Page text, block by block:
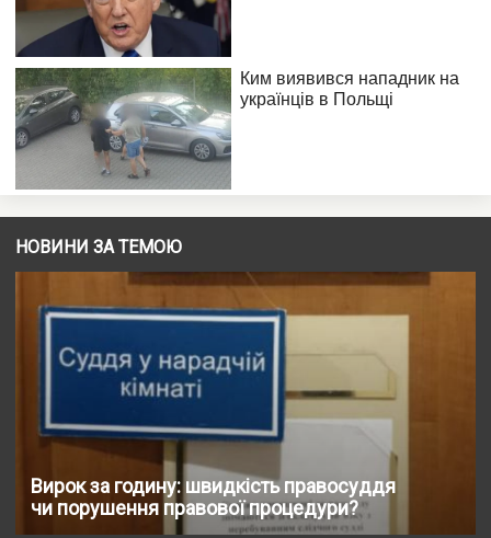
НОВИНИ ЗА ТЕМОЮ
Вирок за годину: швидкість правосуддя
чи порушення правової процедури?